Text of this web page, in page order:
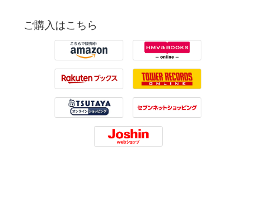
ご購入はこちら
Amazon HMV
Rakuten Tower Records
Tsutaya 7net
Joshin